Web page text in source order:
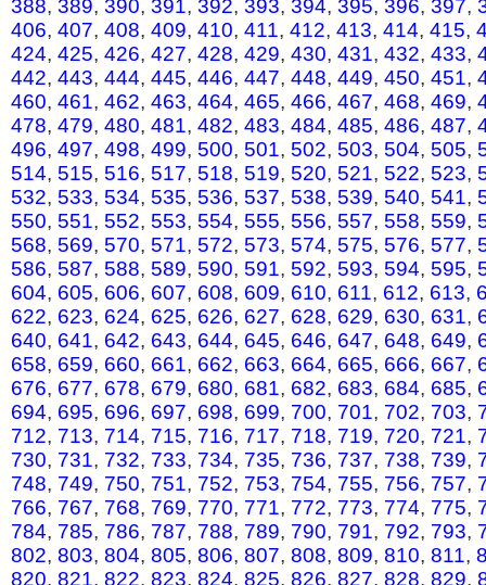
388, 389, 390, 391, 392, 393, 394, 395, 396, 397,
406, 407, 408, 409, 410, 411, 412, 413, 414, 415,
424, 425, 426, 427, 428, 429, 430, 431, 432, 433,
442, 443, 444, 445, 446, 447, 448, 449, 450, 451,
460, 461, 462, 463, 464, 465, 466, 467, 468, 469,
478, 479, 480, 481, 482, 483, 484, 485, 486, 487,
496, 497, 498, 499, 500, 501, 502, 503, 504, 505,
514, 515, 516, 517, 518, 519, 520, 521, 522, 523,
532, 533, 534, 535, 536, 537, 538, 539, 540, 541,
550, 551, 552, 553, 554, 555, 556, 557, 558, 559,
568, 569, 570, 571, 572, 573, 574, 575, 576, 577,
586, 587, 588, 589, 590, 591, 592, 593, 594, 595,
604, 605, 606, 607, 608, 609, 610, 611, 612, 613,
622, 623, 624, 625, 626, 627, 628, 629, 630, 631,
640, 641, 642, 643, 644, 645, 646, 647, 648, 649,
658, 659, 660, 661, 662, 663, 664, 665, 666, 667,
676, 677, 678, 679, 680, 681, 682, 683, 684, 685,
694, 695, 696, 697, 698, 699, 700, 701, 702, 703,
712, 713, 714, 715, 716, 717, 718, 719, 720, 721,
730, 731, 732, 733, 734, 735, 736, 737, 738, 739,
748, 749, 750, 751, 752, 753, 754, 755, 756, 757,
766, 767, 768, 769, 770, 771, 772, 773, 774, 775,
784, 785, 786, 787, 788, 789, 790, 791, 792, 793,
802, 803, 804, 805, 806, 807, 808, 809, 810, 811,
820, 821, 822, 823, 824, 825, 826, 827, 828, 829,